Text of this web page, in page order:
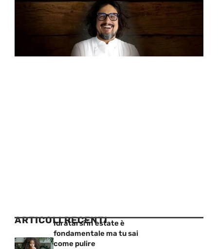
ARTICOLI RECENTI
Idratarsi in estate è
fondamentale ma tu sai
come pulire